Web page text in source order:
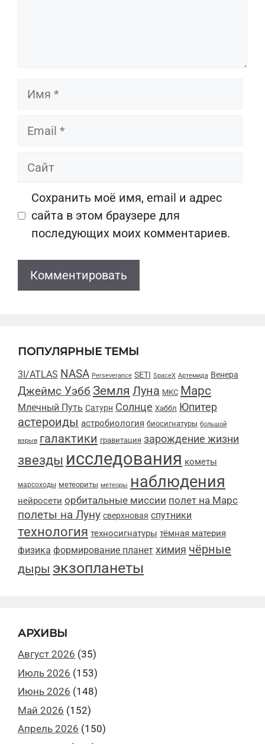
Имя
Email
Сайт
Сохранить моё имя, email и адрес
сайта в этом браузере для
последующих моих комментариев.
ПОПУЛЯРНЫЕ ТЕМЫ
3I/ATLAS NASA Perseverance SETI SpaceX Артемида Венера
Джеймс Уэбб Земля Луна МКС Марс
Млечный Путь Сатурн Солнце Хаббл Юпитер
астероиды астробиология биосигнатуры большой
взрыв галактики гравитация зарождение жизни
звезды исследования кометы
марсоходы метеориты метеоры наблюдения
нейросети орбитальные миссии полет на Марс
полеты на Луну сверхновая спутники
технология техносигнатуры тёмная материя
физика формирование планет химия чёрные
дыры экзопланеты
АРХИВЫ
Август 2026 (35)
Июль 2026 (153)
Июнь 2026 (148)
Май 2026 (152)
Апрель 2026 (150)